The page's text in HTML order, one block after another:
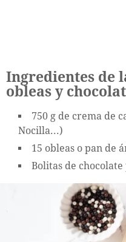
Ingredientes de
obleas y
750 g de crema de
Nocilla...)
15 obleas o pan de
Bolitas de